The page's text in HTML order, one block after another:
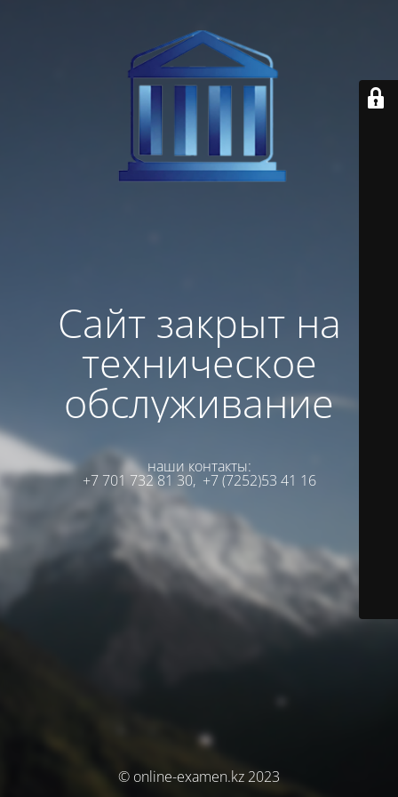
Сайт закрыт на
техническое
обслуживание
наши контакты:
+7 701 732 81 30, +7 (7252)53 41 16
© online-examen.kz 2023